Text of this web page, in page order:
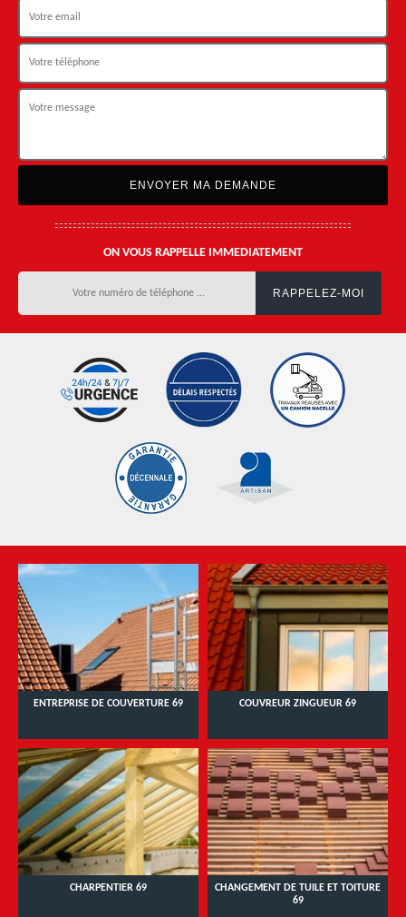
ON VOUS RAPPELLE IMMEDIATEMENT
ENTREPRISE DE COUVERTURE 69 COUVREUR ZINGUEUR 69
CHARPENTIER 69
CHANGEMENT DE TUILE ET TOITURE
69